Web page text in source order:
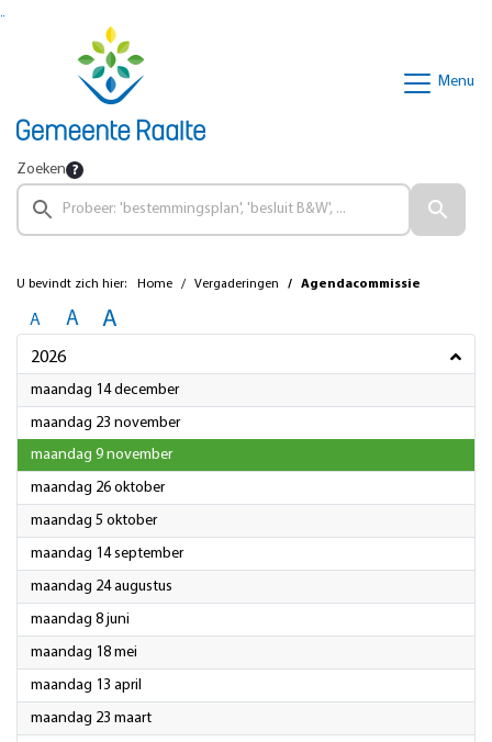
Ga naar de inhoud van deze pagina
Ga naar het zoeken
Menu
Zoeken
U bevindt zich hier: Home Vergaderingen Agendacommissie
A A A
2026
maandag 14 december2026
maandag 23 november2026
maandag 9 november2026
maandag 26 oktober2026
maandag 5 oktober2026
maandag 14 september2026
maandag 24 augustus
maandag 8 juni
maandag 18 mei
maandag 13 april
maandag 23 maart2026